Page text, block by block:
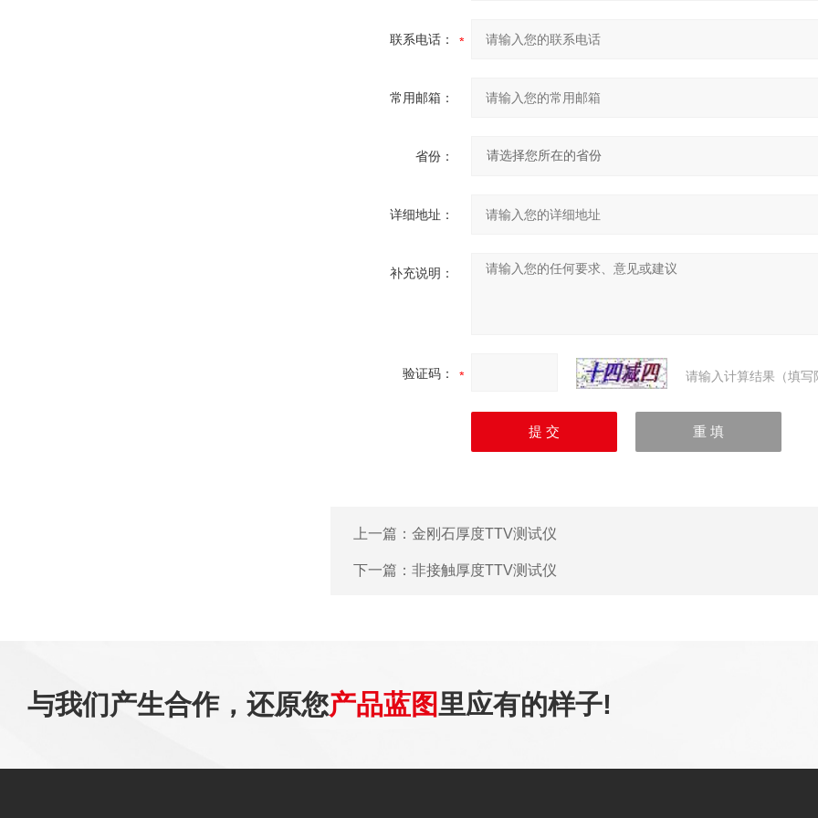
联系电话：
常用邮箱：
省份：
详细地址：
补充说明：
验证码： 请输入计算结果（填
上一篇： 金刚石厚度TTV测试仪
下一篇： 非接触厚度TTV测试仪
与我们产生合作，还原您产品蓝图里应有的样子!